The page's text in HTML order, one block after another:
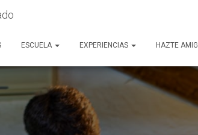
ESCUELA EXPERIENCIAS HAZTE